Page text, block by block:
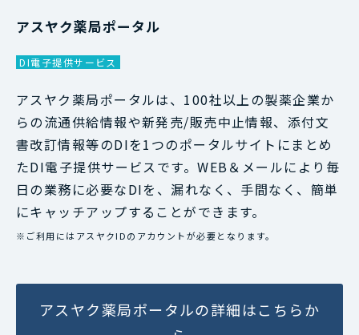
アスヤク薬局ポータル
DI電子提供サービス
アスヤク薬局ポータルは、100社以上の製薬企業か
らの流通供給情報や新発売/販売中止情報、添付文
書改訂情報等のDIを1つのポータルサイトにまとめ
たDI電子提供サービスです。WEB＆メールにより毎
日の業務に必要なDIを、漏れなく、手間なく、簡単
にキャッチアップすることができます。
※ご利用にはアスヤクIDのアカウントが必要となります。
アスヤク薬局ポータルの詳細はこちらか